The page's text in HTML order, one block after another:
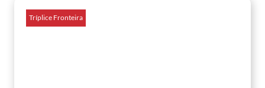
Tríplice Fronteira